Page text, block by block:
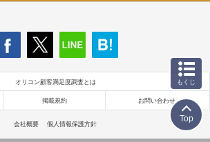
オリコン顧客満足度調査とは
掲載規約 お問い合わせ
会社概要 個人情報保護方針
もくじ
Top